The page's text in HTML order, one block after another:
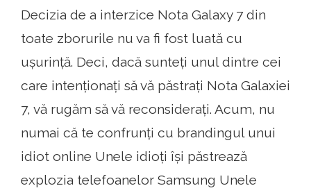
Decizia de a interzice Nota Galaxy 7 din
toate zborurile nu va fi fost luată cu
ușurință. Deci, dacă sunteți unul dintre cei
care intenționați să vă păstrați Nota Galaxiei
7, vă rugăm să vă reconsiderați. Acum, nu
numai că te confrunți cu brandingul unui
idiot online Unele idioți își păstrează
explozia telefoanelor Samsung Unele